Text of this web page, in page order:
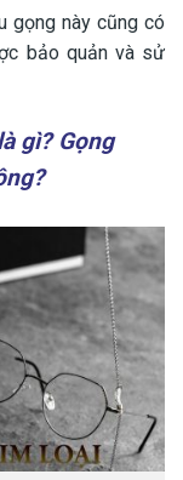
gọng này cũng có
bảo quản và sử
gì? Gọng